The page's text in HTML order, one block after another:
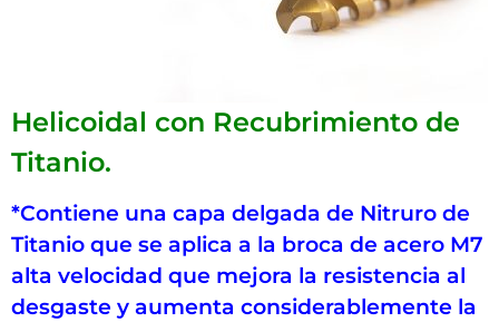
Helicoidal con Recubrimiento de
Titanio.
*Contiene una capa delgada de Nitruro de
Titanio que se aplica a la broca de acero M7
alta velocidad que mejora la resistencia al
desgaste y aumenta considerablemente la